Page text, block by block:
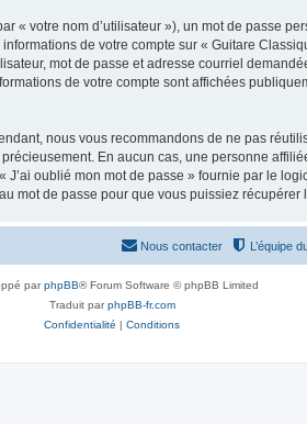
« votre nom d’utilisateur »), un mot de passe
de votre compte sur « Guitare
mot de passe et adresse courriel
de votre compte sont affichées
nous vous recommandons de ne pas
En aucun cas, une personne
oublié mon mot de passe » fournie par le
mot de passe pour que vous puissiez récupérer
L’équipe
Nous contacter
parphpBB® Forum Software © phpBB Limited
Traduit parphpBB-fr.com
Confidentialité | Conditions